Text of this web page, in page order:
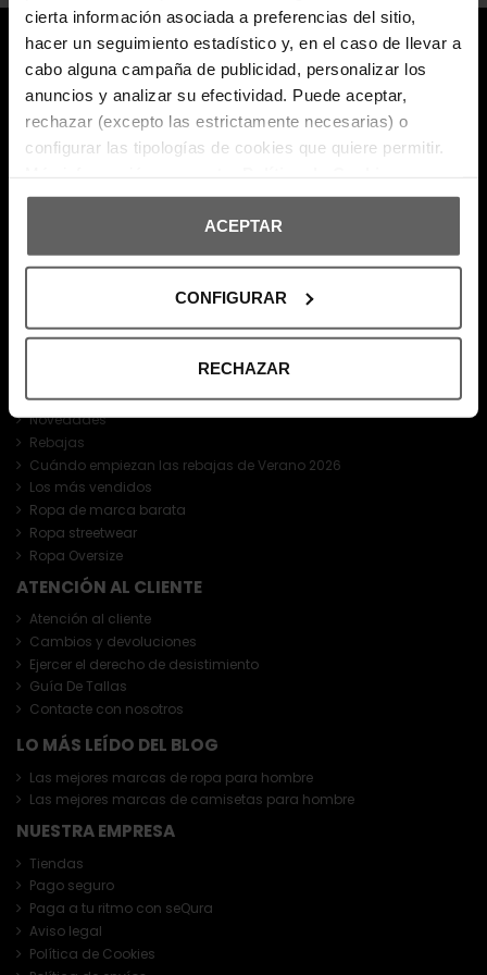
cierta información asociada a preferencias del sitio,
hacer un seguimiento estadístico y, en el caso de llevar a
cabo alguna campaña de publicidad, personalizar los
anuncios y analizar su efectividad. Puede aceptar,
rechazar (excepto las estrictamente necesarias) o
configurar las tipologías de cookies que quiere permitir.
ACEPTAR
CONFIGURAR
RECHAZAR
Outlet
Novedades
Rebajas
Cuándo empiezan las rebajas de Verano 2026
Los más vendidos
Ropa de marca barata
Ropa streetwear
Ropa Oversize
ATENCIÓN AL CLIENTE
Atención al cliente
Cambios y devoluciones
Ejercer el derecho de desistimiento
Guía De Tallas
Contacte con nosotros
LO MÁS LEÍDO DEL BLOG
Las mejores marcas de ropa para hombre
Las mejores marcas de camisetas para hombre
NUESTRA EMPRESA
Tiendas
Pago seguro
Paga a tu ritmo con seQura
Aviso legal
Política de Cookies